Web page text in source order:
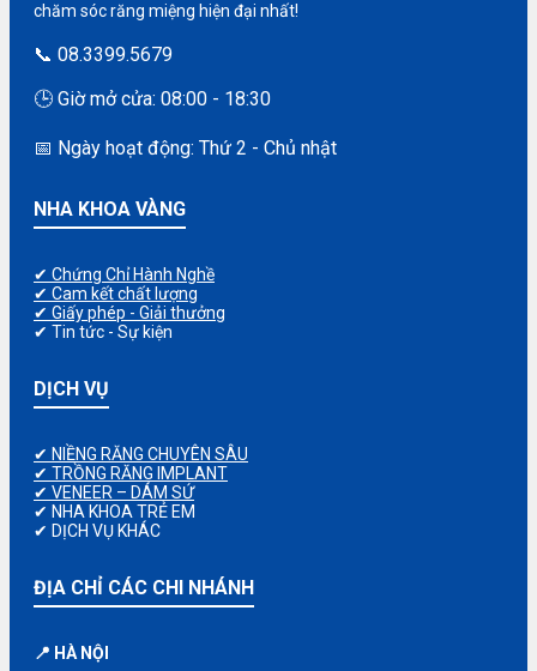
chăm sóc răng miệng hiện đại nhất!
📞 08.3399.5679
🕒 Giờ mở cửa: 08:00 - 18:30
📅 Ngày hoạt động: Thứ 2 - Chủ nhật
NHA KHOA VÀNG
✔ Chứng Chỉ Hành Nghề
✔ Cam kết chất lượng
✔ Giấy phép - Giải thưởng
✔ Tin tức - Sự kiện
DỊCH VỤ
✔ NIỀNG RĂNG CHUYÊN SÂU
✔ TRỒNG RĂNG IMPLANT
✔ VENEER – DÁM SỨ
✔ NHA KHOA TRẺ EM
✔ DỊCH VỤ KHÁC
ĐỊA CHỈ CÁC CHI NHÁNH
📍 HÀ NỘI